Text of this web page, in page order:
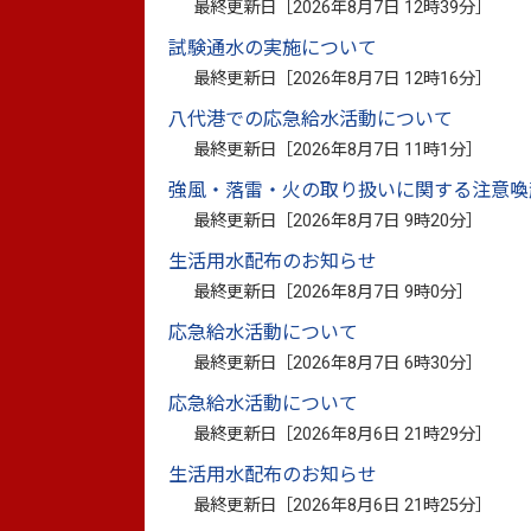
最終更新日［2026年8月7日 12時39分
試験通水の実施について
最終更新日［2026年8月7日 12時16分
八代港での応急給水活動について
最終更新日［2026年8月7日 11時1分
強風・落雷・火の取り扱いに関する注意
最終更新日［2026年8月7日 9時20分
生活用水配布のお知らせ
最終更新日［2026年8月7日 9時0分
応急給水活動について
最終更新日［2026年8月7日 6時30分
応急給水活動について
最終更新日［2026年8月6日 21時29分
生活用水配布のお知らせ
最終更新日［2026年8月6日 21時25分
申請期間：令和8年4月1日（水曜日）から
※応募人数によっては申請期間後の申請も
※第2回の申請受付は11月頃に行う予定です
制度について
就職や社会参加を目的とする方へ免許取得